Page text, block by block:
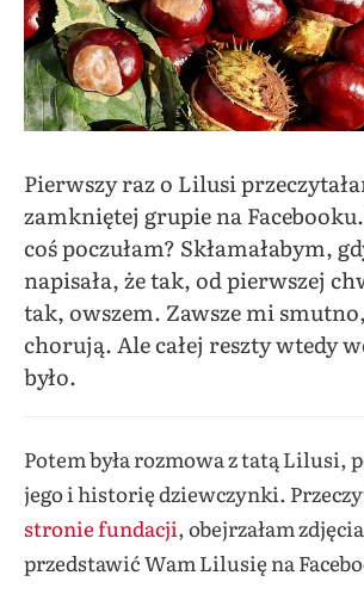
Pierwszy raz o Lilusi
zamkniętej grupie na
coś poczułam? Skłamałabym,
napisała, że tak, od pierwszej
tak, owszem. Zawsze mi
chorują. Ale całej reszty wtedy
było.
Potem była rozmowa z tatą Lilusi,
jego i historię dziewczynki.
stronie fundacji, obejrzałam
przedstawić Wam Lilusię na